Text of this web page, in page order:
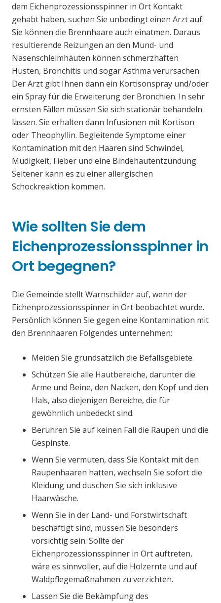
dem Eichenprozessionsspinner in Ort Kontakt
gehabt haben, suchen Sie unbedingt einen Arzt auf.
Sie können die Brennhaare auch einatmen. Daraus
resultierende Reizungen an den Mund- und
Nasenschleimhäuten können schmerzhaften
Husten, Bronchitis und sogar Asthma verursachen.
Der Arzt gibt Ihnen dann ein Kortisonspray und/oder
ein Spray für die Erweiterung der Bronchien. In sehr
ernsten Fällen müssen Sie sich stationär behandeln
lassen. Sie erhalten dann Infusionen mit Kortison
oder Theophyllin. Begleitende Symptome einer
Kontamination mit den Haaren sind Schwindel,
Müdigkeit, Fieber und eine Bindehautentzündung.
Seltener kann es zu einer allergischen
Schockreaktion kommen.
Wie sollten Sie dem
Eichenprozessionsspinner in
Ort begegnen?
Die Gemeinde stellt Warnschilder auf, wenn der
Eichenprozessionsspinner in Ort beobachtet wurde.
Persönlich können Sie gegen eine Kontamination mit
den Brennhaaren Folgendes unternehmen:
Meiden Sie grundsätzlich die Befallsgebiete.
Schützen Sie alle Hautbereiche, darunter die
Arme und Beine, den Nacken, den Kopf und den
Hals, also diejenigen Bereiche, die für
gewöhnlich unbedeckt sind.
Berühren Sie auf keinen Fall die Raupen und die
Gespinste.
Wenn Sie vermuten, dass Sie Kontakt mit den
Raupenhaaren hatten, wechseln Sie sofort die
Kleidung und duschen Sie sich inklusive
Haarwäsche.
Wenn Sie in der Land- und Forstwirtschaft
beschäftigt sind, müssen Sie besonders
vorsichtig sein. Sollte der
Eichenprozessionsspinner in Ort auftreten,
wäre es sinnvoller, auf die Holzernte und auf
Waldpflegemaßnahmen zu verzichten.
Lassen Sie die Bekämpfung des